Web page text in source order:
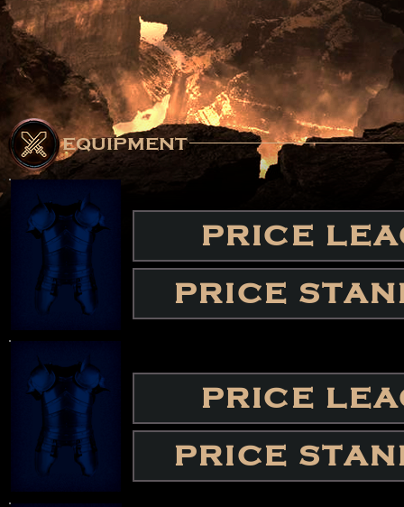
equipment
PRICE
PRICE
PRICE
PRICE